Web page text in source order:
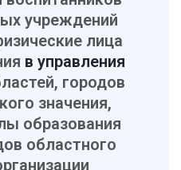
учреждений
лица
в управления
городов
значения,
образования
областного